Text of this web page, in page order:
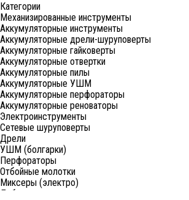
Категории
Механизированные инструменты
Аккумуляторные инструменты
Аккумуляторные дрели-шуруповерты
Аккумуляторные гайковерты
Аккумуляторные отвертки
Аккумуляторные пилы
Аккумуляторные УШМ
Аккумуляторные перфораторы
Аккумуляторные реноваторы
Электроинструменты
Сетевые шуруповерты
Дрели
УШМ (болгарки)
Перфораторы
Отбойные молотки
Миксеры (электро)
Лобзики